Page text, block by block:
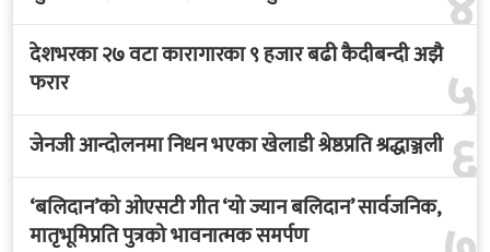
५
देशभरका २७ वटा कारागारका ९ हजार बढी कैदीबन्दी अझै
फरार
६
जेनजी आन्दोलनमा निधन भएका खेलाडी श्रेष्ठप्रति श्रद्धाञ्जली
‘बलिदान’को ओएसटी गीत ‘यो ज्यान बलिदान’ सार्वजनिक,
मातृभूमिप्रति पुत्रको भावनात्मक समर्पण